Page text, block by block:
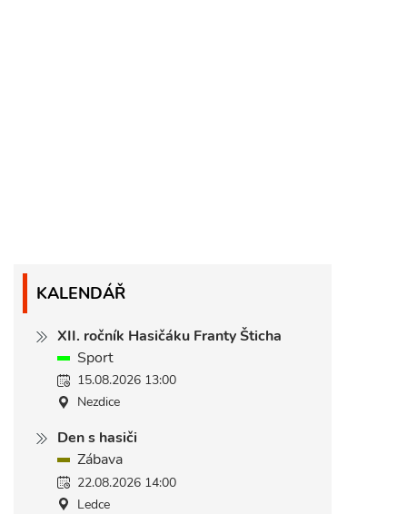
KALENDÁŘ
XII. ročník Hasičáku Franty Šticha
Sport
15.08.2026 13:00
Nezdice
Den s hasiči
Zábava
22.08.2026 14:00
Ledce